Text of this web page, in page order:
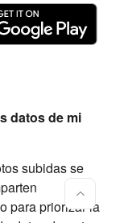
datos de mi
subidas se
para priorizar la